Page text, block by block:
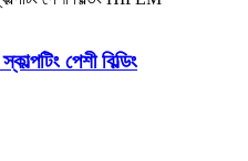
পেশী বিল্ডিং